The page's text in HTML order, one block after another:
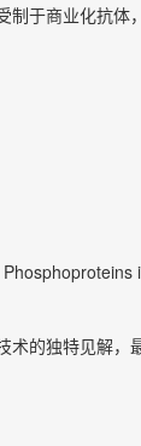
制于商业化抗
的独特见解，